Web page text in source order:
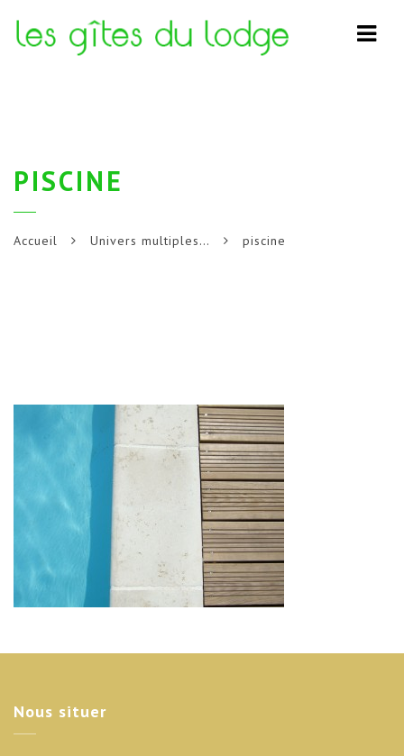
PISCINE
Accueil Univers multiples… piscine
Nous situer